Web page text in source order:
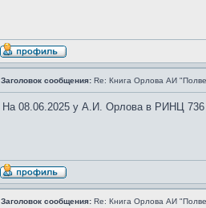
Заголовок сообщения: Re: Книга Орлова АИ
На 08.06.2025 у А.И. Орлова в РИНЦ 736
Заголовок сообщения: Re: Книга Орлова АИ